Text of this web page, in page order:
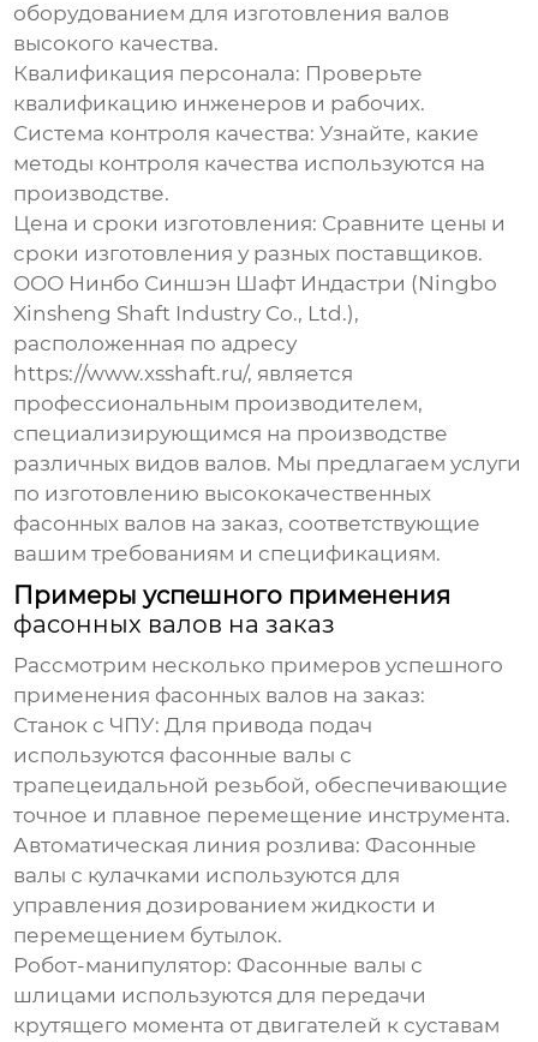
оборудованием для изготовления валов
высокого качества.
Квалификация персонала: Проверьте
квалификацию инженеров и рабочих.
Система контроля качества: Узнайте, какие
методы контроля качества используются на
производстве.
Цена и сроки изготовления: Сравните цены и
сроки изготовления у разных поставщиков.
ООО Нинбо Синшэн Шафт Индастри (Ningbo
Xinsheng Shaft Industry Co., Ltd.),
расположенная по адресу
https://www.xsshaft.ru/, является
профессиональным производителем,
специализирующимся на производстве
различных видов валов. Мы предлагаем услуги
по изготовлению высококачественных
фасонных валов на заказ, соответствующие
вашим требованиям и спецификациям.
Примеры успешного применения
фасонных валов на заказ
Рассмотрим несколько примеров успешного
применения фасонных валов на заказ:
Станок с ЧПУ: Для привода подач
используются фасонные валы с
трапецеидальной резьбой, обеспечивающие
точное и плавное перемещение инструмента.
Автоматическая линия розлива: Фасонные
валы с кулачками используются для
управления дозированием жидкости и
перемещением бутылок.
Робот-манипулятор: Фасонные валы с
шлицами используются для передачи
крутящего момента от двигателей к суставам